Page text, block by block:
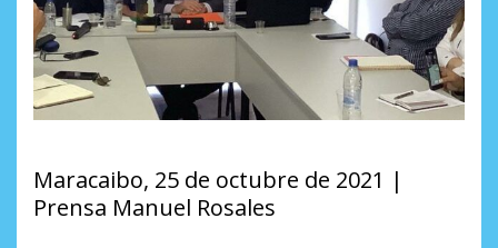
Maracaibo, 25 de octubre de 2021 |
Prensa Manuel Rosales